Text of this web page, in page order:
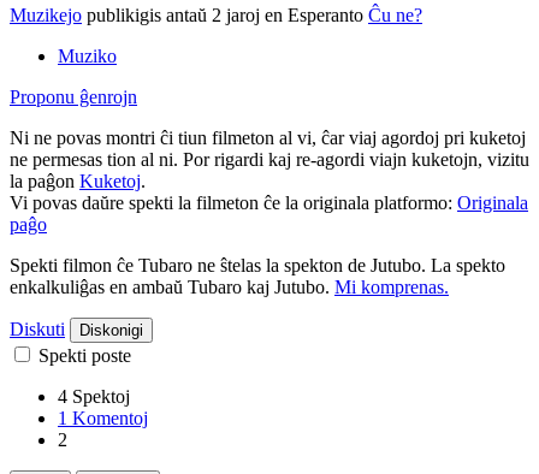
Muzikejo publikigis antaŭ 2 jaroj en Esperanto Ĉu ne?
Muziko
Proponu ĝenrojn
Ni ne povas montri ĉi tiun filmeton al vi, ĉar viaj agordoj pri kuketoj
ne permesas tion al ni. Por rigardi kaj re-agordi viajn kuketojn, vizitu
la paĝon Kuketoj.
Vi povas daŭre spekti la filmeton ĉe la originala platformo: Originala
paĝo
Spekti filmon ĉe Tubaro ne ŝtelas la spekton de Jutubo. La spekto
enkalkuliĝas en ambaŭ Tubaro kaj Jutubo. Mi komprenas.
Diskuti Diskonigi
Spekti poste
4 Spektoj
1 Komentoj
2